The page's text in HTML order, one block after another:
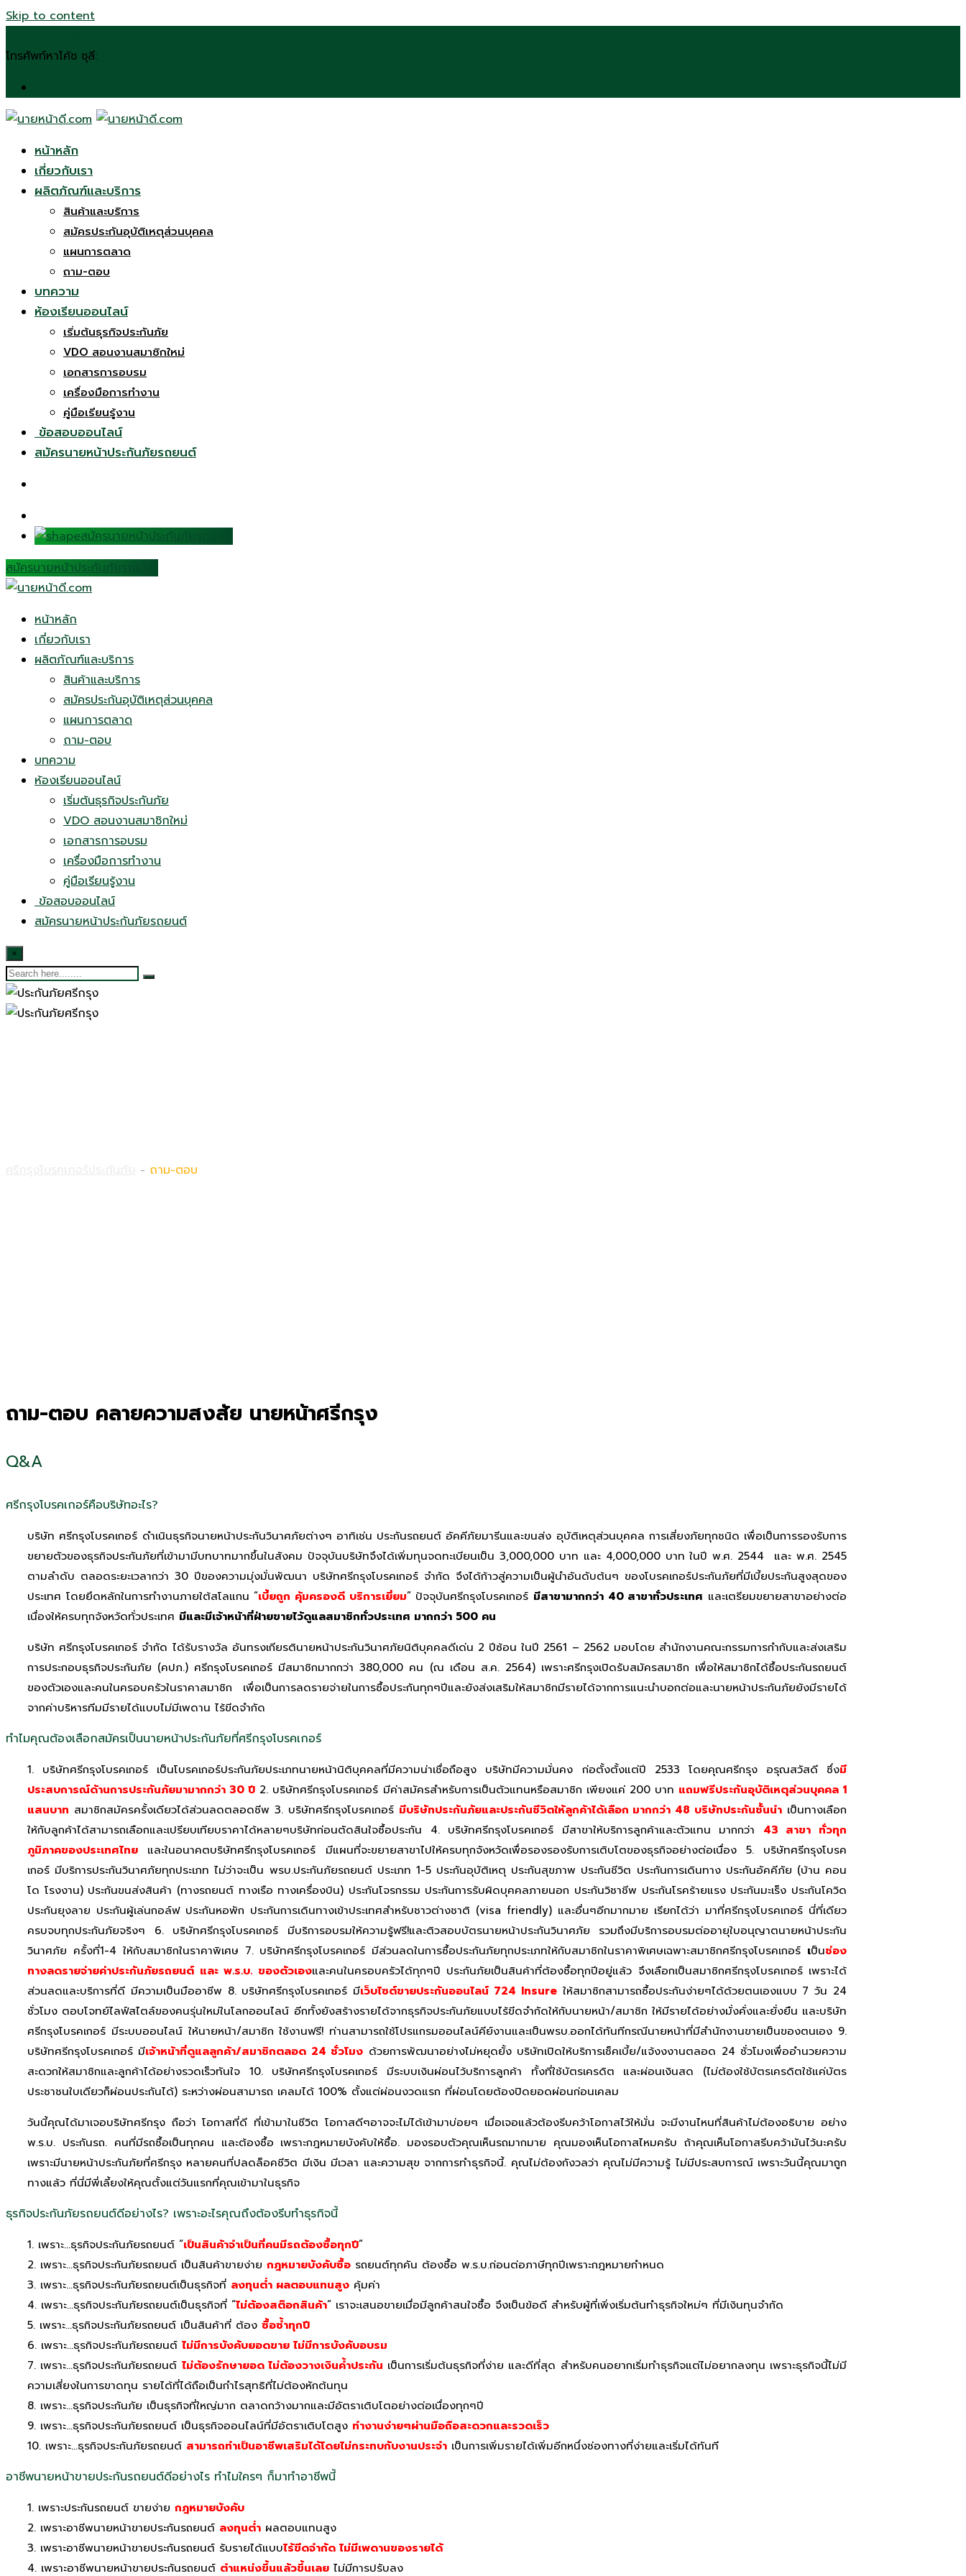
Skip to content
โทรศัพท์หาโค้ช ชุลี:
หน้าหลัก
เกี่ยวกับเรา
ผลิตภัณฑ์และบริการ
สินค้าและบริการ
สมัครประกันอุบัติเหตุส่วนบุคคล
แผนการตลาด
ถาม-ตอบ
บทความ
ห้องเรียนออนไลน์
เริ่มต้นธุรกิจประกันภัย
VDO สอนงานสมาชิกใหม่
เอกสารการอบรม
เครื่องมือการทำงาน
คู่มือเรียนรู้งาน
ข้อสอบออนไลน์
สมัครนายหน้าประกันภัยรถยนต์
สมัครนายหน้าประกันภัยรถยนต์
สมัครนายหน้าประกันภัยรถยนต์
หน้าหลัก
เกี่ยวกับเรา
ผลิตภัณฑ์และบริการ
สินค้าและบริการ
สมัครประกันอุบัติเหตุส่วนบุคคล
แผนการตลาด
ถาม-ตอบ
บทความ
ห้องเรียนออนไลน์
เริ่มต้นธุรกิจประกันภัย
VDO สอนงานสมาชิกใหม่
เอกสารการอบรม
เครื่องมือการทำงาน
คู่มือเรียนรู้งาน
ข้อสอบออนไลน์
สมัครนายหน้าประกันภัยรถยนต์
×
- ถาม-ตอบ
ถาม-ตอบ คลายความสงสัย นายหน้าศรีกรุง
Q&A
ศรีกรุงโบรคเกอร์คือบริษัทอะไร?
บริษัท ศรีกรุงโบรคเกอร์ ดำเนินธุรกิจนายหน้าประกันวินาศภัยต่างๆ อาทิเช่น ประกันรถยนต์ อัคคีภัยมารีนและขนส่ง อุบัติเหตุส่วนบุคคล การเสี่ยงภัยทุกชนิด เพื่อเป็นการรองรับการ
ขยายตัวของธุรกิจประกันภัยที่เข้ามามีบทบาทมากขึ้นในสังคม ปัจจุบันบริษัทจึงได้เพิ่มทุนจดทะเบียนเป็น 3,000,000 บาท และ 4,000,000 บาท ในปี พ.ศ. 2544 และ พ.ศ. 2545
ตามลำดับ ตลอดระยะเวลากว่า 30 ปีของความมุ่งมั่นพัฒนา บริษัทศรีกรุงโบรคเกอร์ จำกัด จึงได้ก้าวสู่ความเป็นผู้นำอันดับต้นๆ ของโบรคเกอร์ประกันภัยที่มีเบี้ยประกันสูงสุดของ
ประเทศ โดยยึดหลักในการทำงานภายใต้สโลแกน “เบี้ยถูก คุ้มครองดี บริการเยี่ยม” ปัจจุบันศรีกรุงโบรคเกอร์ มีสาขามากกว่า 40 สาขาทั่วประเทศ และเตรียมขยายสาขาอย่างต่อ
เนื่องให้ครบทุกจังหวัดทั่วประเทศ มีและมีเจ้าหน้าที่ฝ่ายขายไว้ดูแลสมาชิกทั่วประเทศ มากกว่า 500 คน
บริษัท ศรีกรุงโบรคเกอร์ จำกัด ได้รับรางวัล อันทรงเกียรตินายหน้าประกันวินาศภัยนิติบุคคลดีเด่น 2 ปีซ้อน ในปี 2561 – 2562 มอบโดย สำนักงานคณะกรรมการกำกับและส่งเสริม
การประกอบธุรกิจประกันภัย (คปภ.) ศรีกรุงโบรคเกอร์ มีสมาชิกมากกว่า 380,000 คน (ณ เดือน ส.ค. 2564) เพราะศรีกรุงเปิดรับสมัครสมาชิก เพื่อให้สมาชิกได้ซื้อประกันรถยนต์
ของตัวเองและคนในครอบครัวในราคาสมาชิก เพื่อเป็นการลดรายจ่ายในการซื้อประกันทุกๆปีและยังส่งเสริมให้สมาชิกมีรายได้จากการแนะนำบอกต่อและนายหน้าประกันภัยยังมีรายได้
จากค่าบริหารทีมมีรายได้แบบไม่มีเพดาน ไร้ขีดจำกัด
ทำไมคุณต้องเลือกสมัครเป็นนายหน้าประกันภัยที่ศรีกรุงโบรคเกอร์
1. บริษัทศรีกรุงโบรคเกอร์ เป็นโบรคเกอร์ประกันภัยประเภทนายหน้านิติบุคคลที่มีความน่าเชื่อถือสูง บริษัทมีความมั่นคง ก่อตั้งตั้งแต่ปี 2533 โดยคุณศรีกรุง อรุณสวัสดี ซึ่งมี
ประสบการณ์ด้านการประกันภัยมามากกว่า 30 ปี 2. บริษัทศรีกรุงโบรคเกอร์ มีค่าสมัครสำหรับการเป็นตัวแทนหรือสมาชิก เพียงแค่ 200 บาท แถมฟรีประกันอุบัติเหตุส่วนบุคคล 1
แสนบาท สมาชิกสมัครครั้งเดียวได้ส่วนลดตลอดชีพ 3. บริษัทศรีกรุงโบรคเกอร์ มีบริษัทประกันภัยและประกันชีวิตให้ลูกค้าได้เลือก มากกว่า 48 บริษัทประกันชั้นนำ เป็นทางเลือก
ให้กับลูกค้าได้สามารถเลือกและเปรียบเทียบราคาได้หลายๆบริษัทก่อนตัดสินใจซื้อประกัน 4. บริษัทศรีกรุงโบรคเกอร์ มีสาขาให้บริการลูกค้าและตัวแทน มากกว่า 43 สาขา ทั่วทุก
ภูมิภาคของประเทศไทย และในอนาคตบริษัทศรีกรุงโบรคเกอร์ มีแผนที่จะขยายสาขาไปให้ครบทุกจังหวัดเพื่อรองรองรับการเติบโตของธุรกิจอย่างต่อเนื่อง 5. บริษัทศรีกรุงโบรค
เกอร์ มีบริการประกันวินาศภัยทุกประเภท ไม่ว่าจะเป็น พรบ.ประกันภัยรถยนต์ ประเภท 1-5 ประกันอุบัติเหตุ ประกันสุขภาพ ประกันชีวิต ประกันการเดินทาง ประกันอัคคีภัย (บ้าน คอน
โด โรงงาน) ประกันขนส่งสินค้า (ทางรถยนต์ ทางเรือ ทางเครื่องบิน) ประกันโจรกรรม ประกันการรับผิดบุคคลภายนอก ประกันวิชาชีพ ประกันโรคร้ายแรง ประกันมะเร็ง ประกันโควิด
ประกันยุงลาย ประกันผู้เล่นกอล์ฟ ประกันหอพัก ประกันการเดินทางเข้าประเทศสำหรับชาวต่างชาติ (visa friendly) และอื่นๆอีกมากมาย เรียกได้ว่า มาที่ศรีกรุงโบรคเกอร์ นี่ที่เดียว
ครบจบทุกประกันภัยจริงๆ 6. บริษัทศรีกรุงโบรคเกอร์ มีบริการอบรมให้ความรู้ฟรี!และติวสอบบัตรนายหน้าประกันวินาศภัย รวมถึงมีบริการอบรมต่ออายุใบอนุญาตนายหน้าประกัน
วินาศภัย ครั้งที่1-4 ให้กับสมาชิกในราคาพิเศษ 7. บริษัทศรีกรุงโบรคเกอร์ มีส่วนลดในการซื้อประกันภัยทุกประเภทให้กับสมาชิกในราคาพิเศษเฉพาะสมาชิกศรีกรุงโบรคเกอร์ เป็นช่อง
ทางลดรายจ่ายค่าประกันภัยรถยนต์ และ พ.ร.บ. ของตัวเองและคนในครอบครัวได้ทุกๆปี ประกันภัยเป็นสินค้าที่ต้องซื้อทุกปีอยู่แล้ว จึงเลือกเป็นสมาชิกศรีกรุงโบรคเกอร์ เพราะได้
ส่วนลดและบริการที่ดี มีความเป็นมืออาชีพ 8. บริษัทศรีกรุงโบรคเกอร์ มีเว็บไซต์ขายประกันออนไลน์ 724 Insureให้สมาชิกสามารถซื้อประกันง่ายๆได้ด้วยตนเองแบบ 7 วัน 24
ชั่วโมง ตอบโจทย์ไลฟ์สไตล์ของคนรุ่นใหม่ในโลกออนไลน์ อีกทั้งยังสร้างรายได้จากธุรกิจประกันภัยแบบไร้ขีดจำกัดให้กับนายหน้า/สมาชิก ให้มีรายได้อย่างมั่งคั่งและยั่งยืน และบริษัท
ศรีกรุงโบรคเกอร์ มีระบบออนไลน์ ให้นายหน้า/สมาชิก ใช้งานฟรี! ท่านสามารถใช้โปรแกรมออนไลน์คีย์งานและเป็นพรบ.ออกได้ทันทีกรณีนายหน้าที่มีสำนักงานขายเป็นของตนเอง 9.
บริษัทศรีกรุงโบรคเกอร์ มีเจ้าหน้าที่ดูแลลูกค้า/สมาชิกตลอด 24 ชั่วโมง ด้วยการพัฒนาอย่างไม่หยุดยั้ง บริษัทเปิดให้บริการเช็คเบี้ย/แจ้งงงานตลอด 24 ชั่วโมงเพื่ออำนวยความ
สะดวกให้สมาชิกและลูกค้าได้อย่างรวดเร็วทันใจ 10. บริษัทศรีกรุงโบรคเกอร์ มีระบบเงินผ่อนไว้บริการลูกค้า ทั้งที่ใช้บัตรเครดิต และผ่อนเงินสด (ไม่ต้องใช้บัตรเครดิตใช้แค่บัตร
ประชาชนใบเดียวก็ผ่อนประกันได้) ระหว่างผ่อนสามารถ เคลมได้ 100% ตั้งแต่ผ่อนงวดแรก ที่ผ่อนโดยต้องปิดยอดผ่อนก่อนเคลม
วันนี้คุณได้มาเจอบริษัทศรีกรุง ถือว่า โอกาสที่ดี ที่เข้ามาในชีวิต โอกาสดีๆอาจจะไม่ได้เข้ามาบ่อยๆ เมื่อเจอแล้วต้องรีบคว้าโอกาสไว้ให้มั่น จะมีงานไหนที่สินค้าไม่ต้องอธิบาย อย่าง
พ.ร.บ. ประกันรถ. คนที่มีรถซื้อเป็นทุกคน และต้องซื้อ เพราะกฎหมายบังคับให้ซื้อ. มองรอบตัวคุณเห็นรถมากมาย คุณมองเห็นโอกาสไหมครับ ถ้าคุณเห็นโอกาสรีบคว้ามันไว้นะครับ
เพราะมีนายหน้าประกันภัยที่ศรีกรุง หลายคนที่ปลดล็อคชีวิต มีเงิน มีเวลา และความสุข จากการทำธุรกิจนี้. คุณไม่ต้องกังวลว่า คุณไม่มีความรู้ ไม่มีประสบการณ์ เพราะวันนี้คุณมาถูก
ทางแล้ว ที่นี่มีพี่เลี้ยงให้คุณตั้งแต่วันแรกที่คุณเข้ามาในธุรกิจ
ธุรกิจประกันภัยรถยนต์ดีอย่างไร? เพราะอะไรคุณถึงต้องรีบทำธุรกิจนี้
1. เพราะ…ธุรกิจประกันภัยรถยนต์ “เป็นสินค้าจำเป็นที่คนมีรถต้องซื้อทุกปี”
2. เพราะ…ธุรกิจประกันภัยรถยนต์ เป็นสินค้าขายง่าย กฎหมายบังคับซื้อ รถยนต์ทุกคัน ต้องซื้อ พ.ร.บ.ก่อนต่อภาษีทุกปีเพราะกฎหมายกำหนด
3. เพราะ…ธุรกิจประกันภัยรถยนต์เป็นธุรกิจที่ ลงทุนต่ำ ผลตอบแทนสูง คุ้มค่า
4. เพราะ…ธุรกิจประกันภัยรถยนต์เป็นธุรกิจที่ “ไม่ต้องสต๊อกสินค้า” เราจะเสนอขายเมื่อมีลูกค้าสนใจซื้อ จึงเป็นข้อดี สำหรับผู้ที่เพิ่งเริ่มต้นทำธุรกิจใหม่ๆ ที่มีเงินทุนจำกัด
5. เพราะ…ธุรกิจประกันภัยรถยนต์ เป็นสินค้าที่ ต้อง ซื้อซ้ำทุกปี
6. เพราะ…ธุรกิจประกันภัยรถยนต์ ไม่มีการบังคับยอดขาย ไม่มีการบังคับอบรม
7. เพราะ…ธุรกิจประกันภัยรถยนต์ ไม่ต้องรักษายอด ไม่ต้องวางเงินค้ำประกัน เป็นการเริ่มต้นธุรกิจที่ง่าย และดีที่สุด สำหรับคนอยากเริ่มทำธุรกิจแต่ไม่อยากลงทุน เพราะธุรกิจนี้ไม่มี
ความเสี่ยงในการขาดทุน รายได้ที่ได้ถือเป็นกำไรสุทธิที่ไม่ต้องหักต้นทุน
8. เพราะ…ธุรกิจประกันภัย เป็นธุรกิจที่ใหญ่มาก ตลาดกว้างมากและมีอัตราเติบโตอย่างต่อเนื่องทุกๆปี
9. เพราะ…ธุรกิจประกันภัยรถยนต์ เป็นธุรกิจออนไลน์ที่มีอัตราเติบโตสูง ทำงานง่ายๆผ่านมือถือสะดวกและรวดเร็ว
10. เพราะ…ธุรกิจประกันภัยรถยนต์ สามารถทำเป็นอาชีพเสริมได้โดยไม่กระทบกับงานประจำ เป็นการเพิ่มรายได้เพิ่มอีกหนึ่งช่องทางที่ง่ายและเริ่มได้ทันที
อาชีพนายหน้าขายประกันรถยนต์ดีอย่างไร ทำไมใครๆ ก็มาทำอาชีพนี้
1. เพราะประกันรถยนต์ ขายง่าย กฎหมายบังคับ
2. เพราะอาชีพนายหน้าขายประกันรถยนต์ ลงทุนต่ำ ผลตอบแทนสูง
3. เพราะอาชีพนายหน้าขายประกันรถยนต์ รับรายได้แบบไร้ขีดจำกัด ไม่มีเพดานของรายได้
4. เพราะอาชีพนายหน้าขายประกันรถยนต์ ตำแหน่งขึ้นแล้วขึ้นเลย ไม่มีการปรับลง